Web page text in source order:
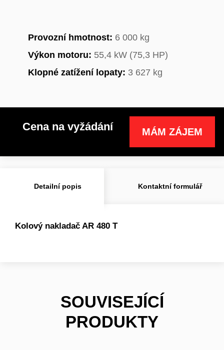
Provozní hmotnost: 6 000 kg
Výkon motoru: 55,4 kW (75,3 HP)
Klopné zatížení lopaty: 3 627 kg
Cena na vyžádání MÁM ZÁJEM
Detailní popis Kontaktní formulář
Kolový nakladač AR 480 T
SOUVISEJÍCÍ
PRODUKTY